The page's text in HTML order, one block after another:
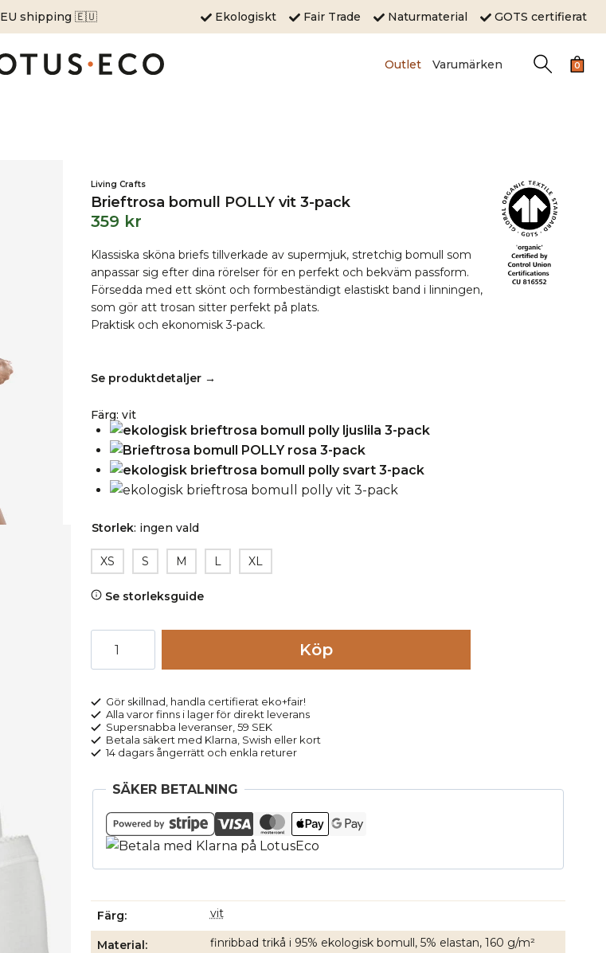
EU shipping 🇪🇺 Ekologiskt Fair Trade Naturmaterial GOTS certifierat
Outlet Varumärken 0
Living Crafts
Brieftrosa bomull POLLY vit 3-pack
359 kr
Klassiska sköna briefs tillverkade av supermjuk, stretchig bomull som
anpassar sig efter dina rörelser för en perfekt och bekväm passform.
Försedda med ett skönt och formbeständigt elastiskt band i linningen,
som gör att trosan sitter perfekt på plats.
Praktisk och ekonomisk 3-pack.
Se produktdetaljer →
Färg: vit
Storlek: ingen vald
XS S M L XL
Se storleksguide
bomull
vit
3-
pack
mängd
Köp
Gör skillnad, handla certifierat eko+fair!
Alla varor finns i lager för direkt leverans
Supersnabba leveranser, 59 SEK
Betala säkert med Klarna, Swish eller kort
14 dagars ångerrätt och enkla returer
SÄKER BETALNING
Färg vit
Material finribbad trikå i 95% ekologisk bomull, 5% elastan, 160 g/m²